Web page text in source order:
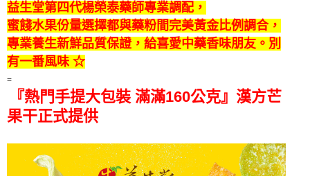
益生堂第四代楊榮泰藥師專業調配，
蜜餞水果份量選擇都與藥粉間完美黃金比例調合，
專業養生新鮮品質保證，給喜愛中藥香味朋友。別
有一番風味 ☆
=
『熱門手提大包裝 滿滿160公克』 漢方芒
果干正式提供